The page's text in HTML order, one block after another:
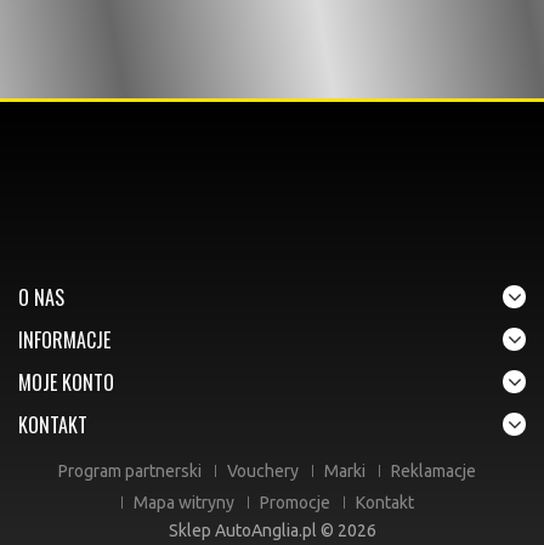
O NAS
INFORMACJE
MOJE KONTO
KONTAKT
Program partnerski Vouchery Marki
Reklamacje
Mapa witryny
Promocje
Kontakt
Sklep AutoAnglia.pl © 2026